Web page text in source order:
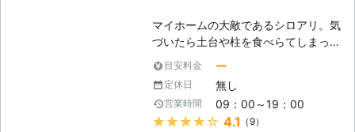
ロアリ全般 ・ゴキブリ ・チョウバエ
・ダニ ・ノミ ・ネズミ ・ハクビシン
・コウモリ ・ハト これらの被害でお
悩みなら、今すぐ当社までお電話をお
待ちしております。
マイホームの大敵であるシロアリ。気
づいたら土台や柱を食べらてしまって
いた、そんなご相談も多く寄せられま
す。シロアリを見つけたらすぐに株式
会社Rグループまでお問い合わせ下さ
い。 すぐに駆けつけて徹底的にシロ
アリ駆除を行い、大切なマイホームを
目安料金 ー
定休日 無し
営業時間 09：00～19：00
★★★★★ 4.1 （9）